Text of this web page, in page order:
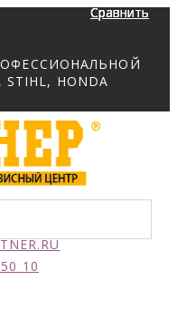
HONDA
10
Сравнить
Сравнить
Сравнить
Сравнить